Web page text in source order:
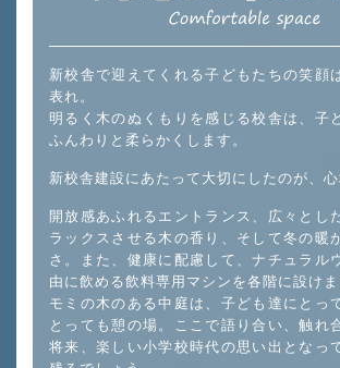
新校舎で迎えてくれる子どもたちの笑顔
表れ。
明るく木のぬくもりを感じる校舎は、子
ふんわりと柔らかくします。
新校舎建設にあたって大切にしたのが、心
開放感あふれるエントランス、広々とし
ラックスさせる木の香り、そして冬の暖
さ。また、健康に配慮して、ナチュラル
由に飲める飲料専用マシンを各階に設けま
モミの木のある中庭は、子ども達にとっ
とっても憩の場。ここで語り合い、触れ
将来、楽しい小学校時代の思い出となっ